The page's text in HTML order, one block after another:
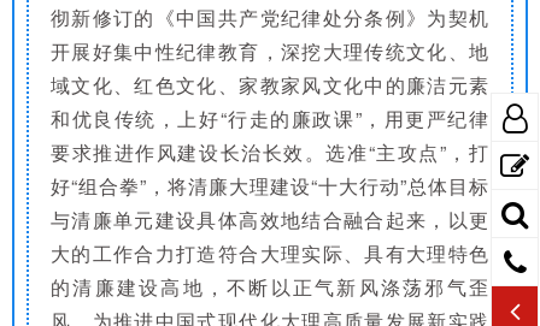
彻新修订的《中国共产党纪律处分条例》为契机
开展好集中性纪律教育，深挖大理传统文化、地
域文化、红色文化、家教家风文化中的廉洁元素
和优良传统，上好“行走的廉政课”，用更严纪律
要求推进作风建设长治长效。选准“主攻点”，打
好“组合拳”，将清廉大理建设“十大行动”总体目标
与清廉单元建设具体高效地结合融合起来，以更
大的工作合力打造符合大理实际、具有大理特色
的清廉建设高地，不断以正气新风涤荡邪气歪